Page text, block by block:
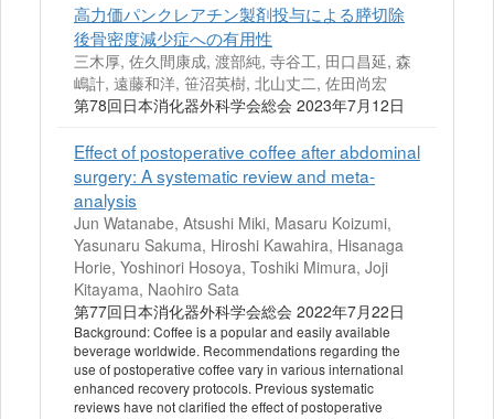
高力価パンクレアチン製剤投与による膵切除
後骨密度減少症への有用性
三木厚, 佐久間康成, 渡部純, 寺谷工, 田口昌延, 森
嶋計, 遠藤和洋, 笹沼英樹, 北山丈二, 佐田尚宏
第78回日本消化器外科学会総会 2023年7月12日
Effect of postoperative coffee after abdominal
surgery: A systematic review and meta-
analysis
Jun Watanabe, Atsushi Miki, Masaru Koizumi,
Yasunaru Sakuma, Hiroshi Kawahira, Hisanaga
Horie, Yoshinori Hosoya, Toshiki Mimura, Joji
Kitayama, Naohiro Sata
第77回日本消化器外科学会総会 2022年7月22日
Background: Coffee is a popular and easily available
beverage worldwide. Recommendations regarding the
use of postoperative coffee vary in various international
enhanced recovery protocols. Previous systematic
reviews have not clarified the effect of postoperative